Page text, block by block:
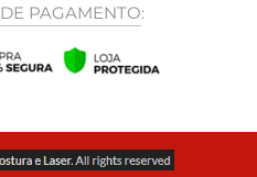
PAGAMENTO: